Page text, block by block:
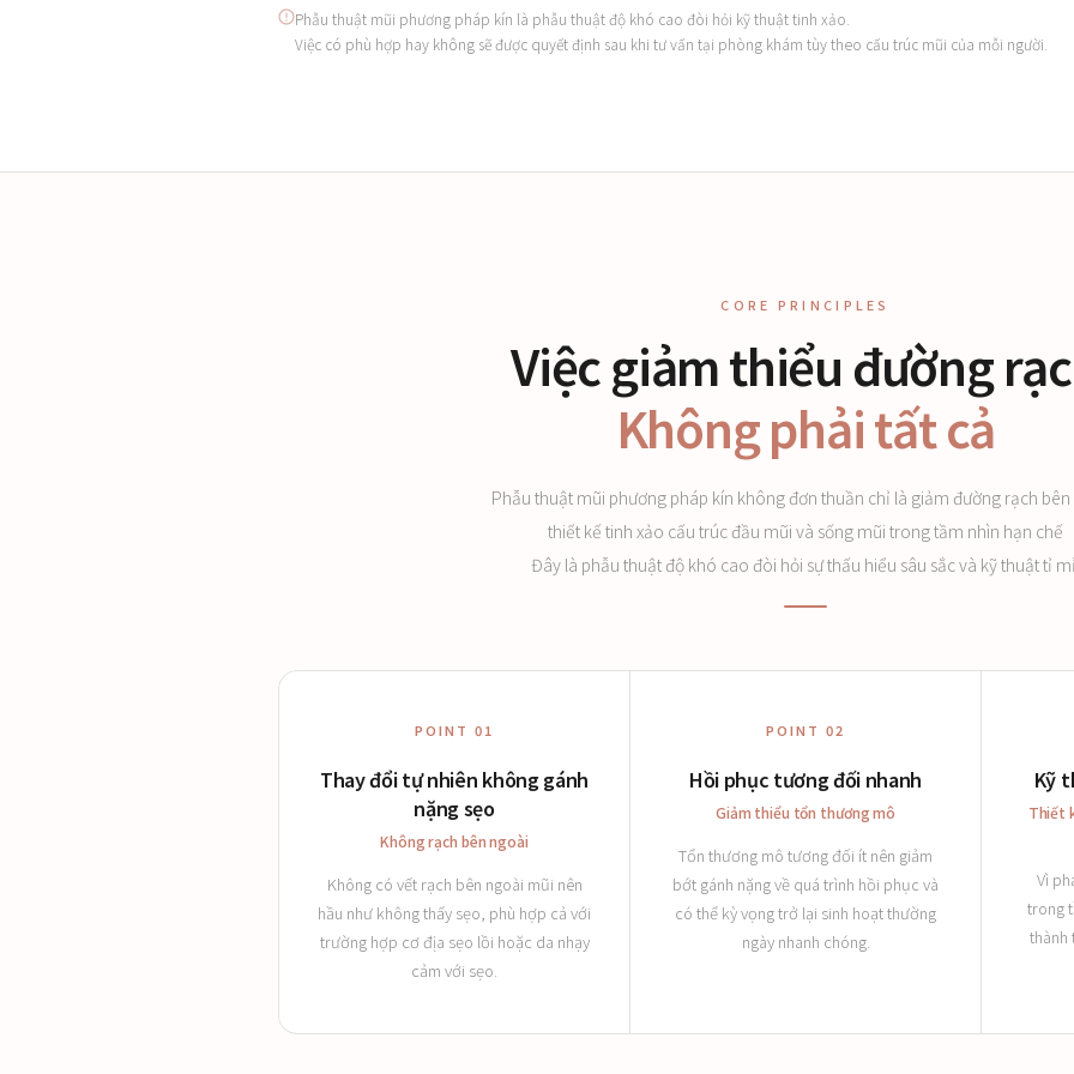
Phẫu thuật mũi phương pháp kín là phẫu thuật độ khó cao đòi hỏi kỹ thuật tinh xảo.
Việc có phù hợp hay không sẽ được quyết định sau khi tư vấn tại phòng khám tùy theo cấu trúc mũi của mỗi người.
CORE PRINCIPLES
Việc giảm thiểu đường
Không phải tất cả
Phẫu thuật mũi phương pháp kín không đơn thuần chỉ là giảm đường rạch
thiết kế tinh xảo cấu trúc đầu mũi và sống mũi trong tầm nhìn hạn chế
Đây là phẫu thuật độ khó cao đòi hỏi sự thấu hiểu sâu sắc và kỹ thuật tỉ
POINT 01
Thay đổi tự nhiên không gánh
nặng sẹo
Không rạch bên ngoài
Không có vết rạch bên ngoài mũi nên
hầu như không thấy sẹo, phù hợp cả với
trường hợp cơ địa sẹo lồi hoặc da nhạy
cảm với sẹo.
POINT 02
Hồi phục tương đối nhanh
Giảm thiểu tổn thương mô
Tổn thương mô tương đối ít nên giảm
bớt gánh nặng về quá trình hồi phục và
có thể kỳ vọng trở lại sinh hoạt thường
ngày nhanh chóng.
Kỹ
Thiết
Vì
trong
thành